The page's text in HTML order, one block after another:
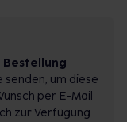
Bestellung
senden, um diese
per E-Mail
zur Verfügung